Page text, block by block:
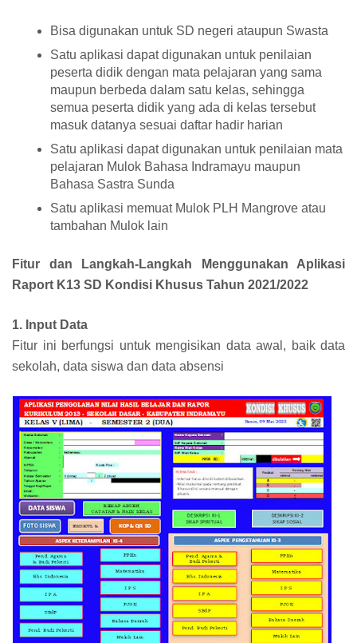
Bisa digunakan untuk SD negeri ataupun Swasta
Satu aplikasi dapat digunakan untuk penilaian
peserta didik dengan mata pelajaran yang sama
maupun berbeda dalam satu kelas, sehingga
semua peserta didik yang ada di kelas tersebut
masuk datanya sesuai daftar hadir harian
Satu aplikasi dapat digunakan untuk penilaian mata
pelajaran Mulok Bahasa Indramayu maupun
Bahasa Sastra Sunda
Satu aplikasi memuat Mulok PLH Mangrove atau
tambahan Mulok lain
Fitur dan Langkah-Langkah Menggunakan Aplikasi
Raport K13 SD Kondisi Khusus Tahun 2021/2022
1. Input Data
Fitur ini berfungsi untuk mengisikan data awal, baik data
sekolah, data siswa dan data absensi